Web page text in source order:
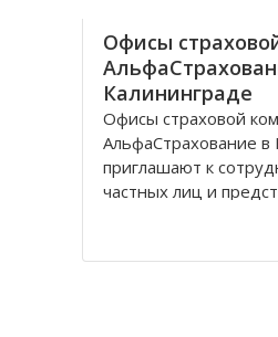
Офисы
Калининграде
Офисы страховой
АльфаСтрахование в
приглашают к
частных лиц и
крупнейшим